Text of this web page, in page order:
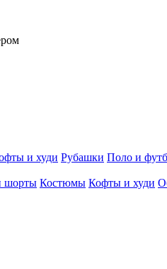
и худи Рубашки Поло и
шорты Костюмы Кофты и худи